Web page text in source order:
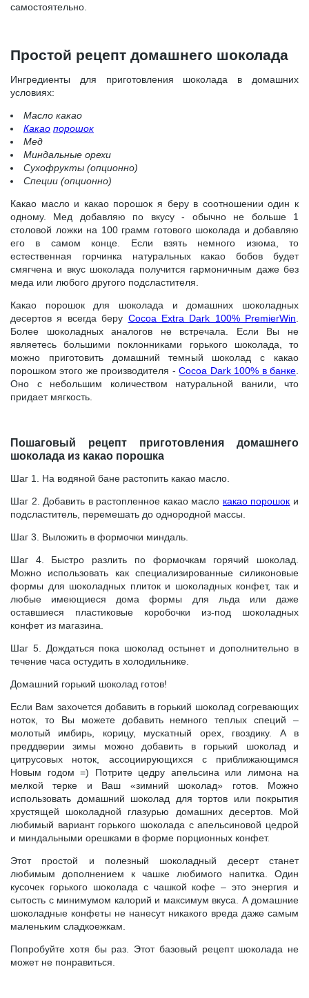
самостоятельно.
Простой рецепт домашнего шоколада
Ингредиенты для приготовления шоколада в домашних
условиях:
Масло какао
Какао порошок
Мед
Миндальные орехи
Сухофрукты (опционно)
Специи (опционно)
Какао масло и какао порошок я беру в соотношении один к
одному. Мед добавляю по вкусу - обычно не больше 1
столовой ложки на 100 грамм готового шоколада и добавляю
его в самом конце. Если взять немного изюма, то
естественная горчинка натуральных какао бобов будет
смягчена и вкус шоколада получится гармоничным даже без
меда или любого другого подсластителя.
Какао порошок для шоколада и домашних шоколадных
десертов я всегда беру Cосоа Extra Dark 100% PremierWin
Более шоколадных аналогов не встречала. Если Вы не
являетесь большими поклонниками горького шоколада, то
можно приготовить домашний темный шоколад с какао
порошком этого же производителя -Cосоа Dark 100% в банке
Оно с небольшим количеством натуральной ванили, что
придает мягкость.
Пошаговый рецепт приготовления домашнего
шоколада из какао порошка
Шаг 1. На водяной бане растопить какао масло.
Шаг 2. Добавить в растопленное какао масло какао порошок и
подсластитель, перемешать до однородной массы.
Шаг 3. Выложить в формочки миндаль.
Шаг 4. Быстро разлить по формочкам горячий шоколад.
Можно использовать как специализированные силиконовые
формы для шоколадных плиток и шоколадных конфет, так и
любые имеющиеся дома формы для льда или даже
оставшиеся пластиковые коробочки из-под шоколадных
конфет из магазина.
Шаг 5. Дождаться пока шоколад остынет и дополнительно в
течение часа остудить в холодильнике.
Домашний горький шоколад готов!
Если Вам захочется добавить в горький шоколад согревающих
ноток, то Вы можете добавить немного теплых специй –
молотый имбирь, корицу, мускатный орех, гвоздику. А в
преддверии зимы можно добавить в горький шоколад и
цитрусовых ноток, ассоциирующихся с приближающимся
Новым годом =) Потрите цедру апельсина или лимона на
мелкой терке и Ваш «зимний шоколад» готов. Можно
использовать домашний шоколад для тортов или покрытия
хрустящей шоколадной глазурью домашних десертов. Мой
любимый вариант горького шоколада с апельсиновой цедрой
и миндальными орешками в форме порционных конфет.
Этот простой и полезный шоколадный десерт станет
любимым дополнением к чашке любимого напитка. Один
кусочек горького шоколада с чашкой кофе – это энергия и
сытость с минимумом калорий и максимум вкуса. А домашние
шоколадные конфеты не нанесут никакого вреда даже самым
маленьким сладкоежкам.
Попробуйте хотя бы раз. Этот базовый рецепт шоколада не
может не понравиться.